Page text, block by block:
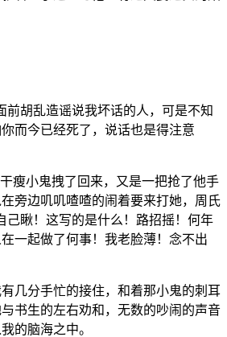
前胡乱造谣说我坏话的人，可是不知
而今已经死了，说话也是得注意
瘦小鬼拽了回来，又是一把抢了他手
旁边叽叽喳喳的闹着要来打她，周氏
己瞅！这写的是什么！路招摇！何年
一起做了何事！我老脸薄！念不出
几分手忙的接住，和着那小鬼的刺耳
书生的左右劝和，无数的吵闹的声音
的脑海之中。